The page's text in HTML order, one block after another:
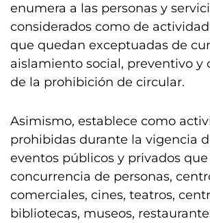
enumera a las personas y
considerados como de
que quedan exceptuadas de
aislamiento social, preventivo y
de la prohibición de circular.
Asimismo, establece como
prohibidas durante la vigencia
eventos públicos y privados
concurrencia de personas,
comerciales, cines, teatros,
bibliotecas, museos,